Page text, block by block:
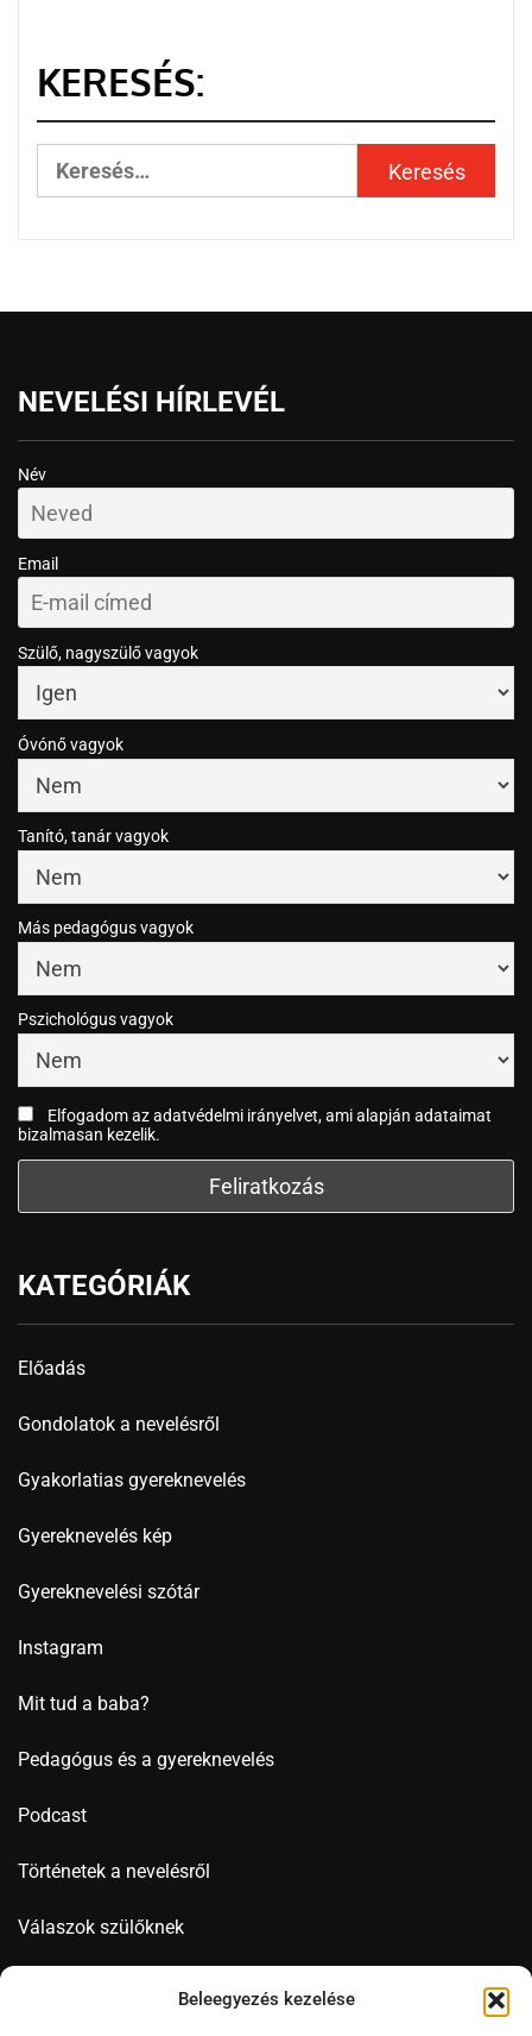
Beleegyezés kezelése
KERESÉS:
NEVELÉSI HÍRLEVÉL
Név
Email
Szülő, nagyszülő vagyok
Óvónő vagyok
Tanító, tanár vagyok
Más pedagógus vagyok
Pszichológus vagyok
Elfogadom az adatvédelmi irányelvet, ami alapján adataimat
bizalmasan kezelik.
KATEGÓRIÁK
Előadás
Gondolatok a nevelésről
Gyakorlatias gyereknevelés
Gyereknevelés kép
Gyereknevelési szótár
Instagram
Mit tud a baba?
Pedagógus és a gyereknevelés
Podcast
Történetek a nevelésről
Válaszok szülőknek